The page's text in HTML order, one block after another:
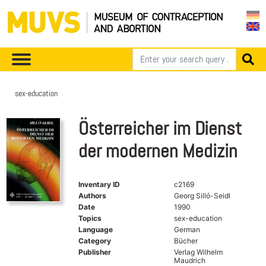
sex-education
Österreicher im Dienst
der modernen Medizin
Inventary ID
c2169
Authors
Georg Silló-Seidl
Date
1990
Topics
sex-education
Language
German
Category
Bücher
Publisher
Verlag Wilhelm
Maudrich